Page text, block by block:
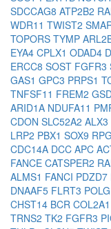
SDCCAG8 ATP2B2
WDR11 TWIST2
TOPORS TYMP
EYA4 CPLX1 ODAD4
ERCC8 SOST FGFR3
GAS1 GPC3 PRPS1
TNFSF11 FREM2
ARID1A NDUFA11
CDON SLC52A2 ALX3
LRP2 PBX1 SOX9
CDC14A DCC APC
FANCE CATSPER2
ALMS1 FANCI PDZD7
DNAAF5 FLRT3 POLG
CHST14 BCR COL2A1
TRNS2 TK2 FGFR3